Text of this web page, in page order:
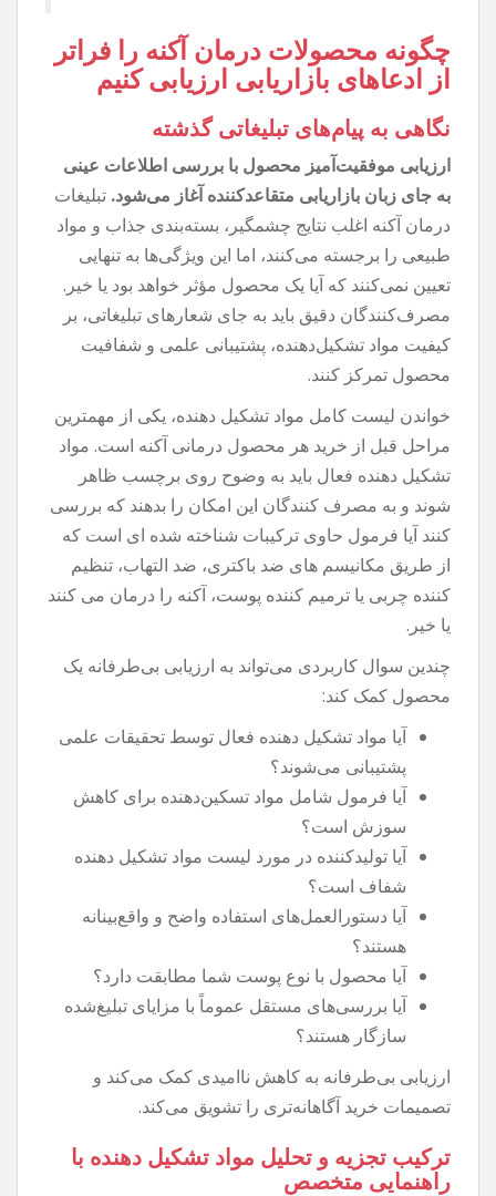
چگونه محصولات درمان آکنه را فراتر
از ادعاهای بازاریابی ارزیابی کنیم
نگاهی به پیام‌های تبلیغاتی گذشته
ارزیابی موفقیت‌آمیز محصول با بررسی اطلاعات عینی
به جای زبان بازاریابی متقاعدکننده آغاز می‌شود. تبلیغات
درمان آکنه اغلب نتایج چشمگیر، بسته‌بندی جذاب و مواد
طبیعی را برجسته می‌کنند، اما این ویژگی‌ها به تنهایی
تعیین نمی‌کنند که آیا یک محصول مؤثر خواهد بود یا خیر.
مصرف‌کنندگان دقیق باید به جای شعارهای تبلیغاتی، بر
کیفیت مواد تشکیل‌دهنده، پشتیبانی علمی و شفافیت
محصول تمرکز کنند.
خواندن لیست کامل مواد تشکیل دهنده، یکی از مهمترین
مراحل قبل از خرید هر محصول درمانی آکنه است. مواد
تشکیل دهنده فعال باید به وضوح روی برچسب ظاهر
شوند و به مصرف کنندگان این امکان را بدهند که بررسی
کنند آیا فرمول حاوی ترکیبات شناخته شده ای است که
از طریق مکانیسم های ضد باکتری، ضد التهاب، تنظیم
کننده چربی یا ترمیم کننده پوست، آکنه را درمان می کنند
یا خیر.
چندین سوال کاربردی می‌تواند به ارزیابی بی‌طرفانه یک
محصول کمک کند:
آیا مواد تشکیل دهنده فعال توسط تحقیقات علمی
پشتیبانی می‌شوند؟
آیا فرمول شامل مواد تسکین‌دهنده برای کاهش
سوزش است؟
آیا تولیدکننده در مورد لیست مواد تشکیل دهنده
شفاف است؟
آیا دستورالعمل‌های استفاده واضح و واقع‌بینانه
هستند؟
آیا محصول با نوع پوست شما مطابقت دارد؟
آیا بررسی‌های مستقل عموماً با مزایای تبلیغ‌شده
سازگار هستند؟
ارزیابی بی‌طرفانه به کاهش ناامیدی کمک می‌کند و
تصمیمات خرید آگاهانه‌تری را تشویق می‌کند.
ترکیب تجزیه و تحلیل مواد تشکیل دهنده با
راهنمایی متخصص